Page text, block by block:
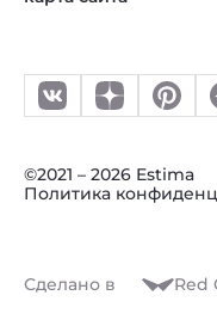
©2021 – 2026 Estima
Политика
Сделано в Red